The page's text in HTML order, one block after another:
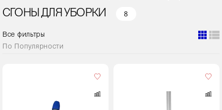
СГОНЫ ДЛЯ УБОРКИ 8
Все фильтры
По Популярности